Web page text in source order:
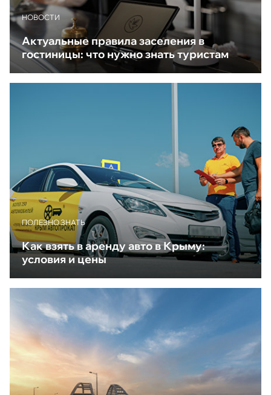
НОВОСТИ
Актуальные правила заселения в
гостиницы: что нужно знать туристам
ПОЛЕЗНО ЗНАТЬ
Как взять в аренду авто в Крыму:
условия и цены